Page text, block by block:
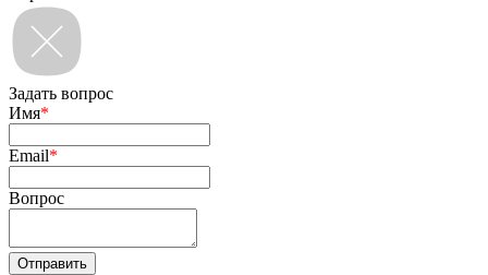
Задать вопрос
Имя*
Email*
Вопрос